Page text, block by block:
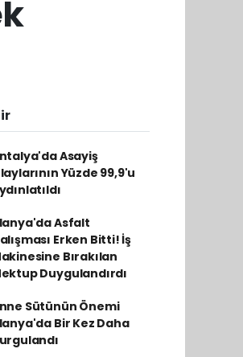
Asayiş
Yüzde 99,9'u
Asfalt
Erken Bitti! İş
Bırakılan
Duygulandırdı
Sütünün Önemi
Bir Kez Daha